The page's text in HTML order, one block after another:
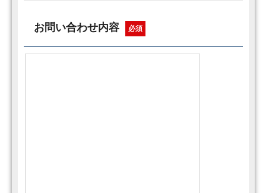
お問い合わせ内容 必須